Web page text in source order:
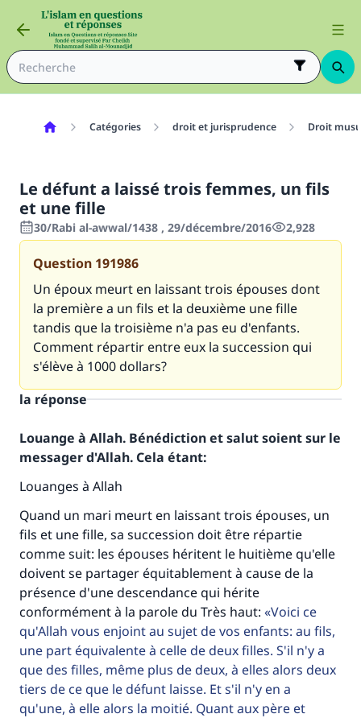
Catégories droit et jurisprudence Droit
Le défunt a laissé trois femmes, un fils
et une fille
30/Rabi al-awwal/1438 , 29/décembre/2016 2,928
Question 191986
Un époux meurt en laissant trois épouses dont
la première a un fils et la deuxième une fille
tandis que la troisième n'a pas eu d'enfants.
Comment répartir entre eux la succession qui
s'élève à 1000 dollars?
la réponse
Louange à Allah. Bénédiction et salut soient sur le
messager d'Allah. Cela étant:
Louanges à Allah
Quand un mari meurt en laissant trois épouses, un
fils et une fille, sa succession doit être répartie
comme suit: les épouses héritent le huitième qu'elle
doivent se partager équitablement à cause de la
présence d'une descendance qui hérite
conformément à la parole du Très haut: Voici ce
qu'Allah vous enjoint au sujet de vos enfants: au fils,
une part équivalente à celle de deux filles. S'il n'y a
que des filles, même plus de deux, à elles alors deux
tiers de ce que le défunt laisse. Et s'il n'y en a
qu'une, à elle alors la moitié. Quant aux père et